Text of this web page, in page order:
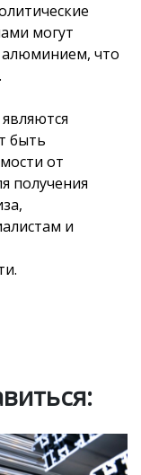
могут
алюминием, что
быть
от
получения
и